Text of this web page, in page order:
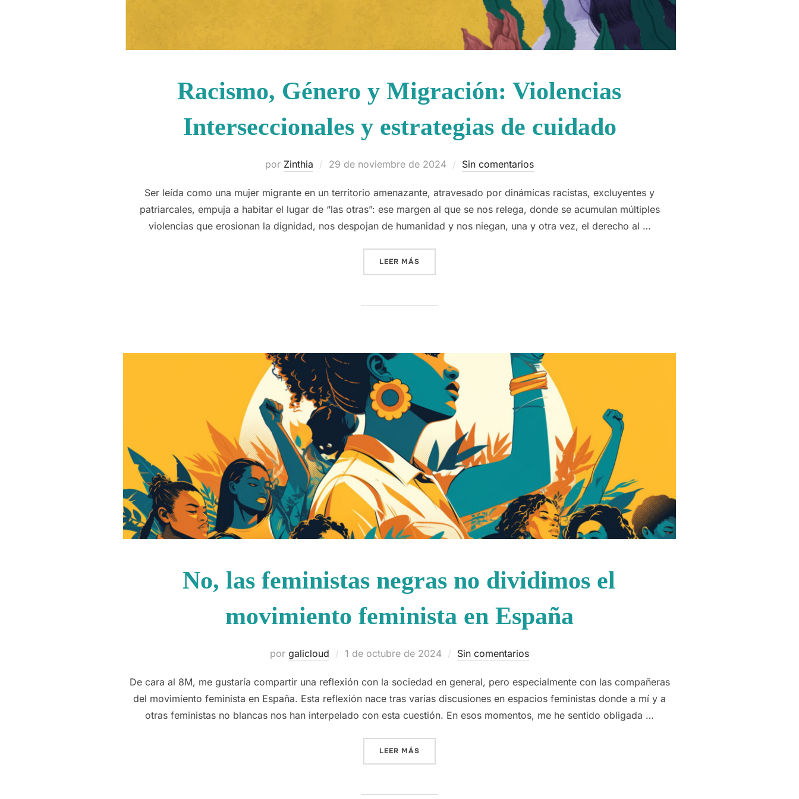
Racismo, Género y Migración: Violencias
Interseccionales y estrategias de cuidado
por Zinthia
Publicado
29 de noviembre de 2024 Sin comentarios
Ser leída como una mujer migrante en un territorio amenazante, atravesado por dinámicas racistas, excluyentes y
patriarcales, empuja a habitar el lugar de “las otras”: ese margen al que se nos relega, donde se acumulan múltiples
violencias que erosionan la dignidad, nos despojan de humanidad y nos niegan, una y otra vez, el derecho al …
LEER MÁS
No, las feministas negras no dividimos el
movimiento feminista en España
por galicloud
Publicado
1 de octubre de 2024 Sin comentarios
De cara al 8M, me gustaría compartir una reflexión con la sociedad en general, pero especialmente con las compañeras
del movimiento feminista en España. Esta reflexión nace tras varias discusiones en espacios feministas donde a mí y a
otras feministas no blancas nos han interpelado con esta cuestión. En esos momentos, me he sentido obligada …
LEER MÁS